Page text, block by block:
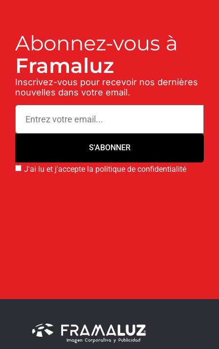
Abonnez-vous à
Framaluz
Inscrivez-vous pour recevoir nos dernières
nouvelles dans votre email.
J'ai lu et j'accepte la politique de confidentialité
S'ABONNER